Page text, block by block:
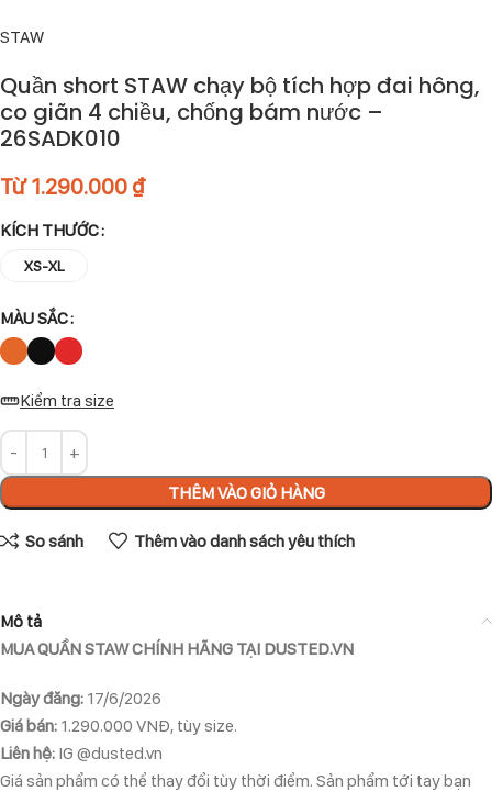
STAW
Quần short STAW chạy bộ tích hợp đai hông,
co giãn 4 chiều, chống bám nước –
26SADK010
Từ1.290.000 ₫
KÍCH THƯỚC
XS-XL
MÀU SẮC
Kiểm tra size
THÊM VÀO GIỎ HÀNG
So sánh Thêm vào danh sách yêu thích
Mô tả
MUA QUẦN STAW CHÍNH HÃNG TẠI DUSTED.VN
Ngày đăng: 17/6/2026
Giá bán: 1.290.000 VNĐ, tùy size.
Liên hệ: IG @dusted.vn
Giá sản phẩm có thể thay đổi tùy thời điểm. Sản phẩm tới tay bạn